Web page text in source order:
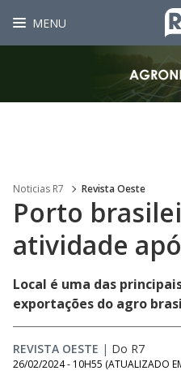
MENU
Noticias R7 Revista Oeste
Porto
atividade
Local é uma das
exportações do agro
REVISTA OESTE | Do R7
26/02/2024 - 10H55 (ATUALIZADO